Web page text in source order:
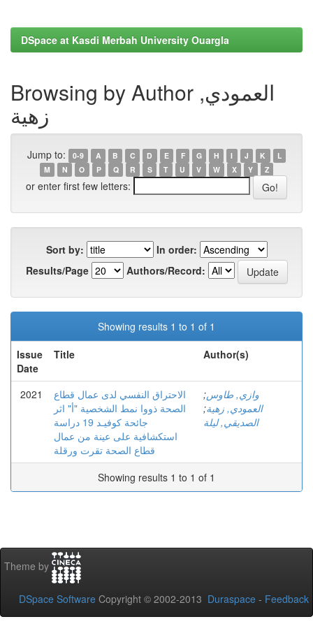
DSpace at Kasdi Merbah University Ouargla
Browsing by Author العمودي,
زهية
Jump to: 0-9 A B C D E F G H I J K
L
M
N O P Q R S T U V W X Y Z
or enter first few letters:
Sort by:
In order:
Results/Page
Authors/Record:
Showing results 1 to 1 of 1
Issue
Date
Title Author(s)
2021
الاحتراق النفسي لدى عمال قطاع
الصحة ذووا نمط الشخصية "أ" اثر
جائحة كوفيـد 19 دراسة
استكشافية على عينة من عمال
قطاع الصحة تقرت ورقلة
وازي, طاوس;
العمودي, زهية;
الصديقي, ليلة
Showing results 1 to 1 of 1
Theme by
DSpace Software Copyright © 2002-2013 Duraspace - Feedback